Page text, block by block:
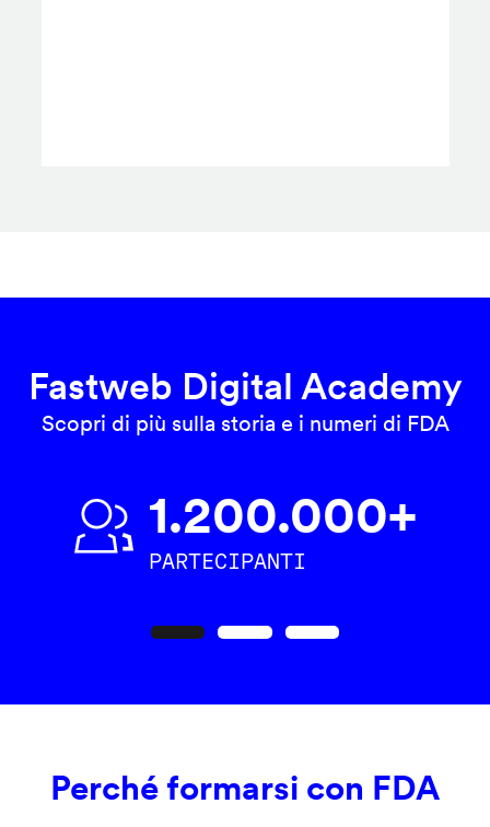
Fastweb Digital Academy
Scopri di più sulla storia e i numeri di FDA
1.200.000+
PARTECIPANTI
Perché formarsi con FDA